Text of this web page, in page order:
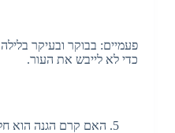
פעמיים: בבוקר ובעיקר
כדי לא לייבש את העור.
האם קרם הגנה הוא